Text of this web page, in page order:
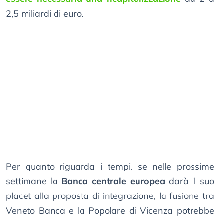
2,5 miliardi di euro.
Per quanto riguarda i tempi, se nelle prossime
settimane la Banca centrale europea darà il suo
placet alla proposta di integrazione, la fusione tra
Veneto Banca e la Popolare di Vicenza potrebbe